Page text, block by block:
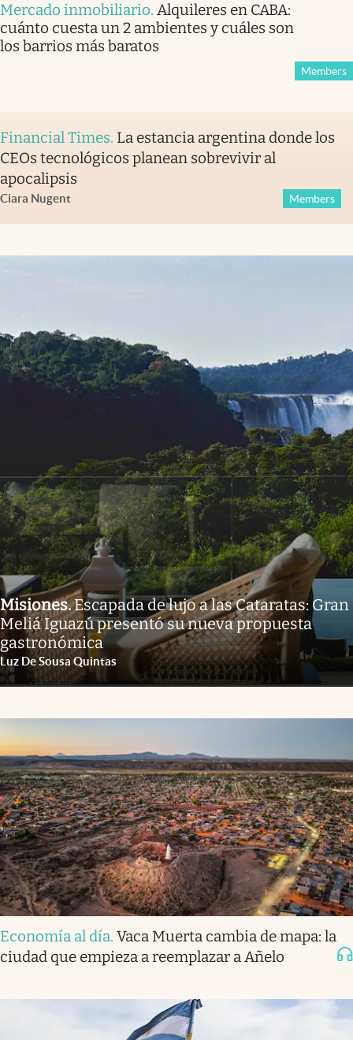
Mercado inmobiliario. Alquileres en CABA:
cuánto cuesta un 2 ambientes y cuáles son
los barrios más baratos
Members
Financial Times. La estancia argentina donde los
CEOs tecnológicos planean sobrevivir al
apocalipsis
Ciara Nugent Members
Misiones.Escapada de lujo a las Cataratas: Gran
Meliá Iguazú presentó su nueva propuesta
gastronómica
Luz De Sousa Quintas
Economía al día. Vaca Muerta cambia de mapa: la
ciudad que empieza a reemplazar a Añelo